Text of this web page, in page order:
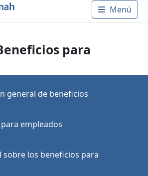
Main
Menú
para
general de beneficios
empleados
los beneficios para